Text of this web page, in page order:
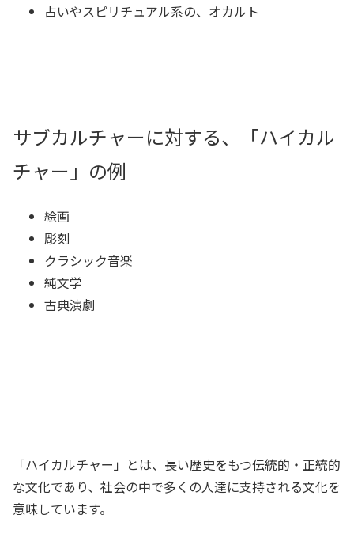
占いやスピリチュアル系の、オカルト
サブカルチャーに対する、「ハイカル
チャー」の例
絵画
彫刻
クラシック音楽
純文学
古典演劇
「ハイカルチャー」とは、長い歴史をもつ伝統的・正統的
な文化であり、社会の中で多くの人達に支持される文化を
意味しています。